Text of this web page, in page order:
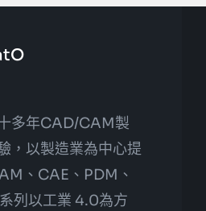
多年CAD/CAM製
，以製造業為中心提
、CAE、PDM、
列以工業 4.0為方